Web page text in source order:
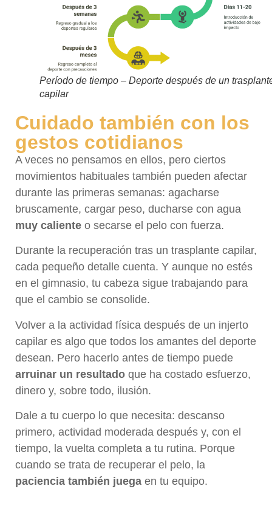
Período de tiempo – Deporte después de un
capilar
Cuidado también con los
gestos cotidianos
A veces no pensamos en ellos, pero ciertos
movimientos habituales también pueden afectar
durante las primeras semanas: agacharse
bruscamente, cargar peso, ducharse con agua
muy caliente o secarse el pelo con fuerza.
Durante la recuperación tras un trasplante capilar,
cada pequeño detalle cuenta. Y aunque no estés
en el gimnasio, tu cabeza sigue trabajando para
que el cambio se consolide.
Volver a la actividad física después de un injerto
capilar es algo que todos los amantes del deporte
desean. Pero hacerlo antes de tiempo puede
arruinar un resultado que ha costado esfuerzo,
dinero y, sobre todo, ilusión.
Dale a tu cuerpo lo que necesita: descanso
primero, actividad moderada después y, con el
tiempo, la vuelta completa a tu rutina. Porque
cuando se trata de recuperar el pelo, la
paciencia también juega en tu equipo.